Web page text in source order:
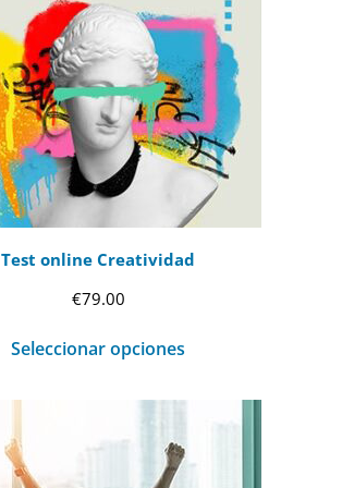
€69.00
hasta
€99.00
Test online Creatividad
€79.00
Seleccionar opciones